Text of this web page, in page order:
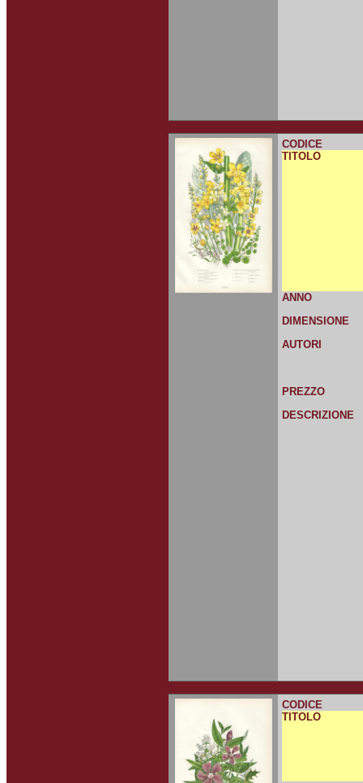
CODICE
TITOLO
ANNO
DIMENSIONE
AUTORI
PREZZO
DESCRIZIONE
CODICE
TITOLO